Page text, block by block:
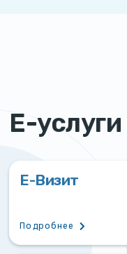
Е-услуги
Е-Визит
Подробнее